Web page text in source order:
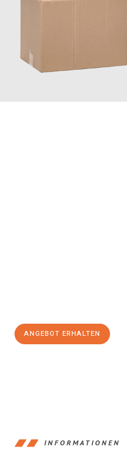
ANGEBOT ERHALTEN
INFORMATIONEN